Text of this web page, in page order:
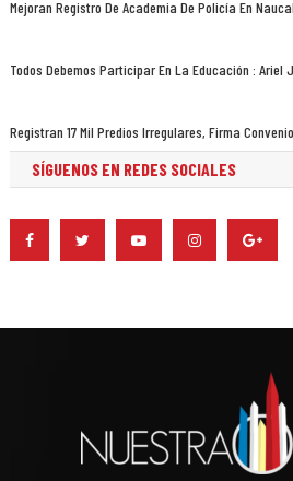
Mejoran Registro De Academia De Policía En
Todos Debemos Participar En La Educación : Ariel
Registran 17 Mil Predios Irregulares, Firma Convenio
SÍGUENOS EN REDES SOCIALES